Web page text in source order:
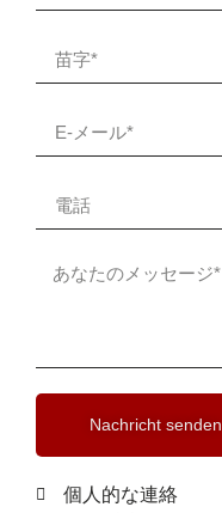
Nachricht senden
個人的な連絡